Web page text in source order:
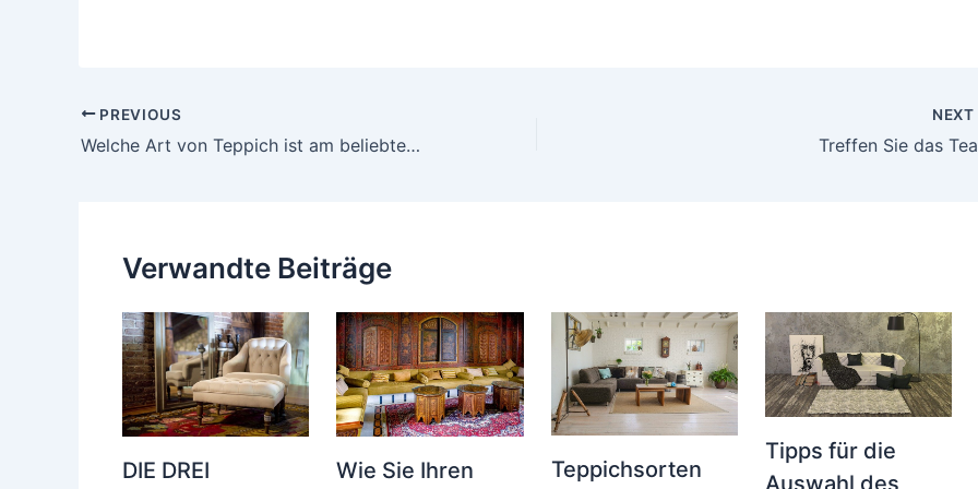
Post
navigation
PREVIOUS
Welche Art von Teppich ist am beliebtesten?
NEXT
Treffen Sie das
Verwandte Beiträge
DIE DREI Wie Sie Ihren Teppichsorten
Tipps für die
Auswahl des